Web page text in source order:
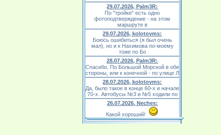
29.07.2026, Palm3R:
По "тройке" есть одно
фотоподтверждение - на этом
маршруте в
29.07.2026, kolotovms:
Боюсь ошибиться (я был очень
мал), но и к Нахимова по-моему
тоже по Бо
28.07.2026, Palm3R:
Спасибо. По Большой Морской в обе
стороны, или к конечной - по улице Л
28.07.2026, kolotovms:
Да, было такое в конце 60-х и начале
70-х. Автобусы №3 и №5 ходили по
26.07.2026, Neches:
Какой хороший!